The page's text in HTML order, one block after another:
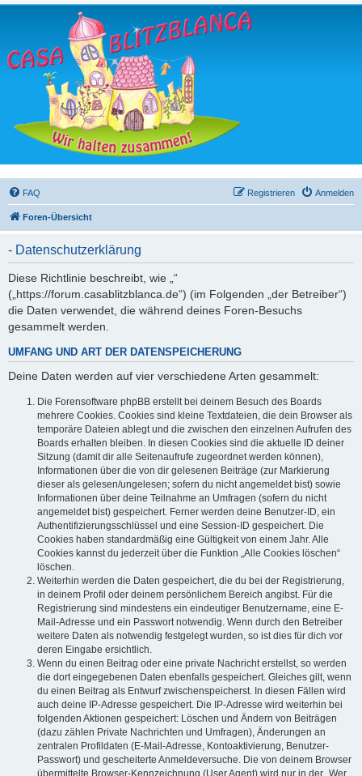
FAQ Anmelden
Registrieren
Foren-Übersicht
- Datenschutzerklärung
Diese Richtlinie beschreibt, wie „“
(„https://forum.casablitzblanca.de“) (im Folgenden „der Betreiber“)
die Daten verwendet, die während deines Foren-Besuchs
gesammelt werden.
UMFANG UND ART DER DATENSPEICHERUNG
Deine Daten werden auf vier verschiedene Arten gesammelt:
Die Forensoftware phpBB erstellt bei deinem Besuch des Boards
mehrere Cookies. Cookies sind kleine Textdateien, die dein Browser als
temporäre Dateien ablegt und die zwischen den einzelnen Aufrufen des
Boards erhalten bleiben. In diesen Cookies sind die aktuelle ID deiner
Sitzung (damit dir alle Seitenaufrufe zugeordnet werden können),
Informationen über die von dir gelesenen Beiträge (zur Markierung
dieser als gelesen/ungelesen; sofern du nicht angemeldet bist) sowie
Informationen über deine Teilnahme an Umfragen (sofern du nicht
angemeldet bist) gespeichert. Ferner werden deine Benutzer-ID, ein
Authentifizierungsschlüssel und eine Session-ID gespeichert. Die
Cookies haben standardmäßig eine Gültigkeit von einem Jahr. Alle
Cookies kannst du jederzeit über die Funktion „Alle Cookies löschen“
löschen.
Weiterhin werden die Daten gespeichert, die du bei der Registrierung,
in deinem Profil oder deinem persönlichem Bereich angibst. Für die
Registrierung sind mindestens ein eindeutiger Benutzername, eine E-
Mail-Adresse und ein Passwort notwendig. Wenn durch den Betreiber
weitere Daten als notwendig festgelegt wurden, so ist dies für dich vor
deren Eingabe ersichtlich.
Wenn du einen Beitrag oder eine private Nachricht erstellst, so werden
die dort eingegebenen Daten ebenfalls gespeichert. Gleiches gilt, wenn
du einen Beitrag als Entwurf zwischenspeicherst. In diesen Fällen wird
auch deine IP-Adresse gespeichert. Die IP-Adresse wird weiterhin bei
folgenden Aktionen gespeichert: Löschen und Ändern von Beiträgen
(dazu zählen Private Nachrichten und Umfragen), Änderungen an
zentralen Profildaten (E-Mail-Adresse, Kontoaktivierung, Benutzer-
Passwort) und gescheiterte Anmeldeversuche. Die von deinem Browser
übermittelte Browser-Kennzeichnung (User Agent) wird nur in der „Wer